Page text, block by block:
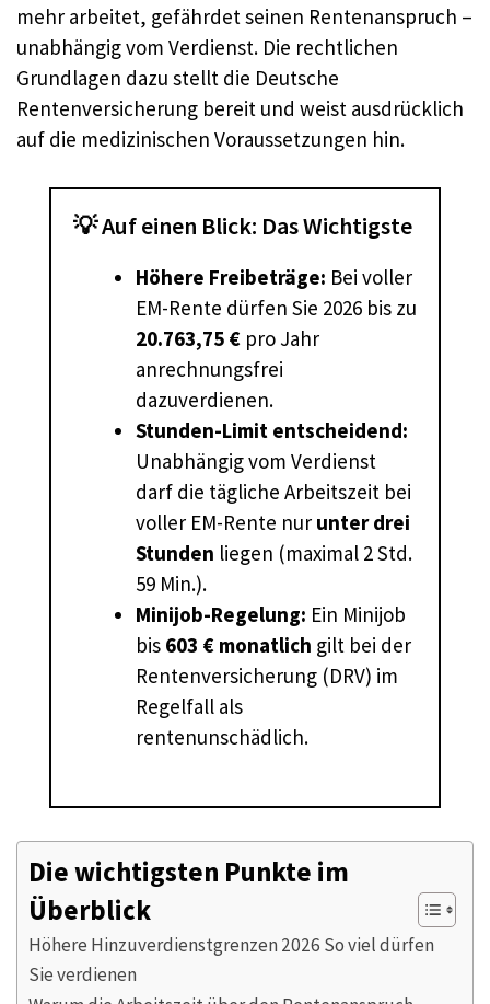
mehr arbeitet, gefährdet seinen Rentenanspruch –
unabhängig vom Verdienst. Die rechtlichen
Grundlagen dazu stellt die Deutsche
Rentenversicherung bereit und weist ausdrücklich
auf die medizinischen Voraussetzungen hin.
💡 Auf einen Blick: Das Wichtigste
Höhere Freibeträge: Bei voller
EM-Rente dürfen Sie 2026 bis zu
20.763,75 € pro Jahr
anrechnungsfrei
dazuverdienen.
Stunden-Limit entscheidend:
Unabhängig vom Verdienst
darf die tägliche Arbeitszeit bei
voller EM-Rente nur unter drei
Stunden liegen (maximal 2 Std.
59 Min.).
Minijob-Regelung: Ein Minijob
bis 603 € monatlich gilt bei der
Rentenversicherung (DRV) im
Regelfall als
rentenunschädlich.
Die wichtigsten Punkte im
Überblick
Höhere Hinzuverdienstgrenzen 2026 So viel dürfen
Sie verdienen